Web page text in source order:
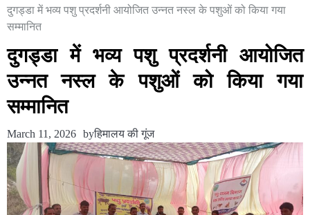
दुगड्डा में भव्य पशु प्रदर्शनी आयोजित उन्नत नस्ल के पशुओं को किया गया
सम्मानित
दुगड्डा में भव्य पशु प्रदर्शनी आयोजित
उन्नत नस्ल के पशुओं को किया गया
सम्मानित
March 11, 2026 byहिमालय की गूंज